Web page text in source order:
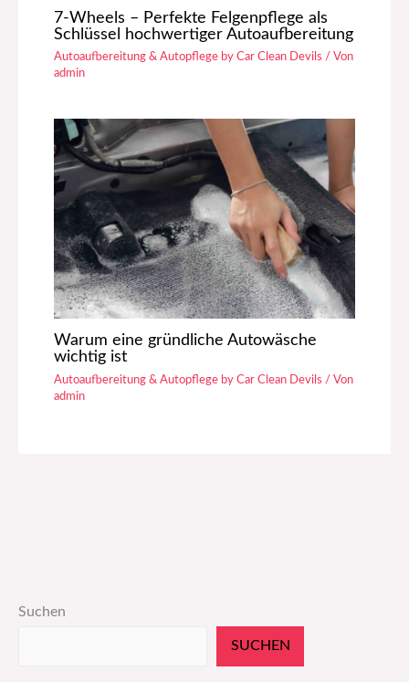
7-Wheels – Perfekte Felgenpflege als
Schlüssel hochwertiger Autoaufbereitung
Autoaufbereitung & Autopflege by Car Clean Devils / Von
admin
Warum eine gründliche Autowäsche
wichtig ist
Autoaufbereitung & Autopflege by Car Clean Devils / Von
admin
Suchen
SUCHEN